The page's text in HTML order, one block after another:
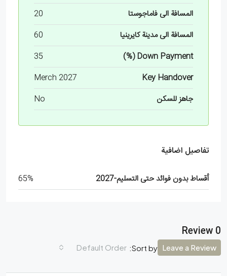
المسافة الى فاماجوستا
20
المسافة الى مدينة كايرينيا
60
Down Payment (%)
35
Key Handover
Merch 2027
جاهز للسكن
No
تفاصيل اضافية
أقساط بدون فوائد حتى التسليم-2027 65%
0 Review
Sort by:
Default Order Leave a Review